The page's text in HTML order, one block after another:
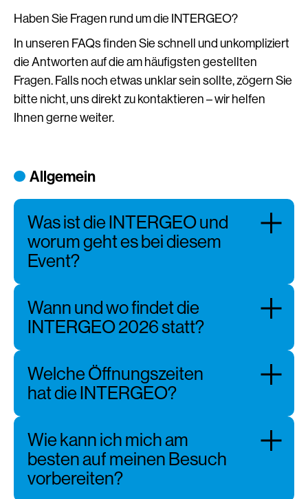
Haben Sie Fragen rund um die INTERGEO?
In unseren FAQs finden Sie schnell und unkompliziert
die Antworten auf die am häufigsten gestellten
Fragen. Falls noch etwas unklar sein sollte, zögern Sie
bitte nicht, uns direkt zu kontaktieren – wir helfen
Ihnen gerne weiter.
Allgemein
Was ist die INTERGEO und
worum geht es bei diesem
Event?
Wann und wo findet die
INTERGEO 2026 statt?
Welche Öffnungszeiten
hat die INTERGEO?
Wie kann ich mich am
besten auf meinen Besuch
vorbereiten?